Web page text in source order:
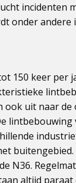
incidenten
onder andere
150 keer per
ook uit naar de
lintbebouwing
buitengebied.
N36.
altijd